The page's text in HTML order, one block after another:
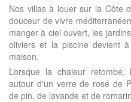
Nos villas à louer sur la Côte
douceur de vivre
manger à ciel ouvert, les
oliviers et la piscine devient
maison.
Lorsque la chaleur retombe,
autour d'un verre de rosé de
de pin, de lavande et de